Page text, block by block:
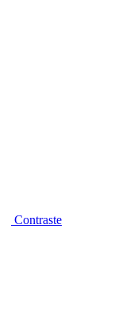
Contraste